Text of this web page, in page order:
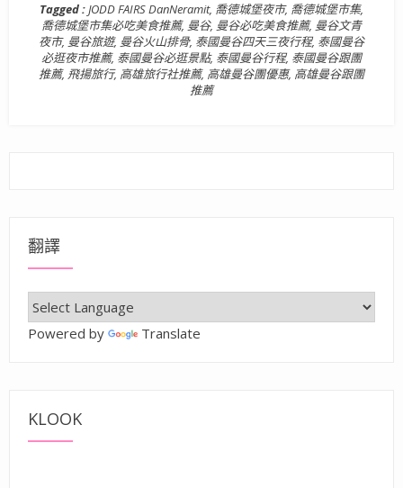
Tagged :JODD FAIRS DanNeramit, 喬德城堡夜市, 喬德城堡市集,
喬德城堡市集必吃美食推薦, 曼谷, 曼谷必吃美食推薦, 曼谷文青
夜市, 曼谷旅遊, 曼谷火山排骨, 泰國曼谷四天三夜行程, 泰國曼谷
必逛夜市推薦, 泰國曼谷必逛景點, 泰國曼谷行程, 泰國曼谷跟團
推薦, 飛揚旅行, 高雄旅行社推薦, 高雄曼谷團優惠, 高雄曼谷跟團
推薦
翻譯
Powered by Translate
KLOOK